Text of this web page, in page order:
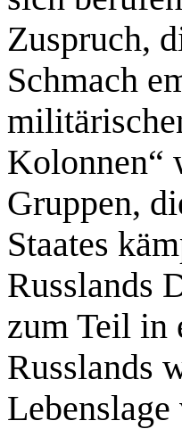
Zuspruch,
Schmach
Kolonnen“
Gruppen,
Staates
Russlands
zum Teil in
Russlands